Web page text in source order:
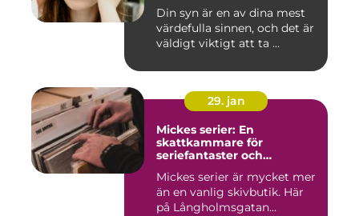
Din syn är en av dina mest
värdefulla sinnen, och det är
väldigt viktigt att ta ...
29. jan
Mickes serier: En
skattkammare för
seriefantaster och
Mickes serier är mycket mer
än en vanlig skivbutik. Här
på Långholmsgatan...